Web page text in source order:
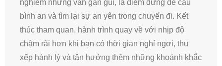
nghiêm nhưng vẫn gần gũi, là điểm dừng để cầu
bình an và tìm lại sự an yên trong chuyến đi. Kết
thúc tham quan, hành trình quay về với nhịp độ
chậm rãi hơn khi bạn có thời gian nghỉ ngơi, thu
xếp hành lý và tận hưởng thêm những khoảnh khắc